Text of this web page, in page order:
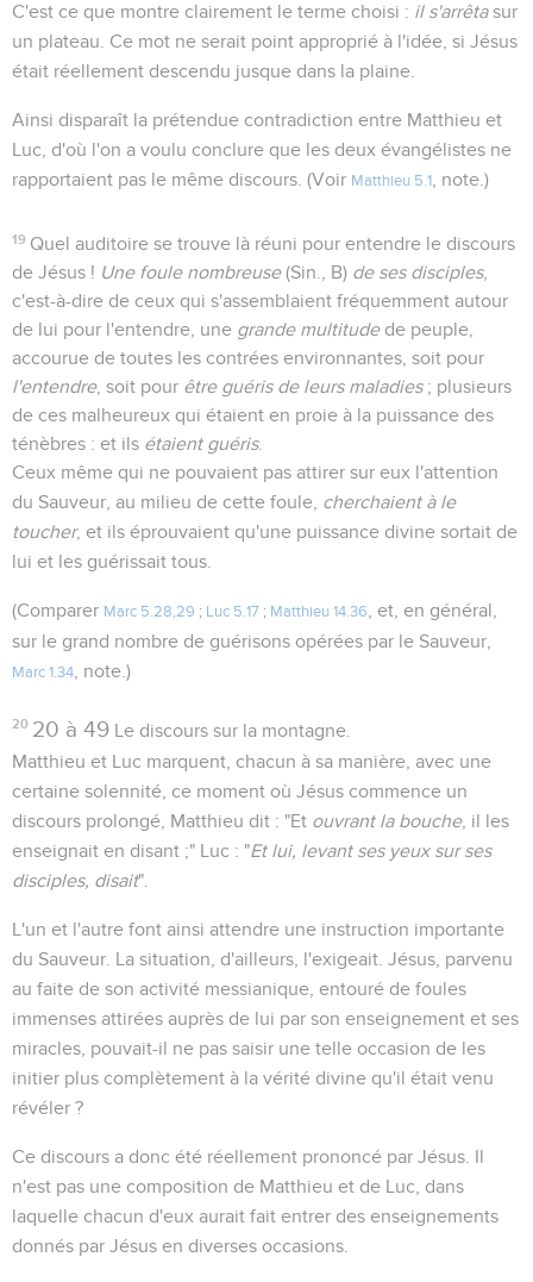
C'est ce que montre clairement le terme choisi : il s'arrêtasur
un plateau. Ce mot ne serait point approprié à l'idée, si Jésus
était réellement descendu jusque dans la plaine.
Ainsi disparaît la prétendue contradiction entre Matthieu et
Luc, d'où l'on a voulu conclure que les deux évangélistes ne
rapportaient pas le même discours. (Voir Matthieu 5.1 , note.)
19 Quel auditoire se trouve là réuni pour entendre le discours
de Jésus ! Une foule nombreuse(Sin., B) de ses disciples,
c'est-à-dire de ceux qui s'assemblaient fréquemment autour
de lui pour l'entendre, une grande multitudede peuple,
accourue de toutes les contrées environnantes, soit pour
l'entendre, soit pour être guéris de leurs maladies; plusieurs
de ces malheureux qui étaient en proie à la puissance des
ténèbres : et ils étaient guéris.
Ceux même qui ne pouvaient pas attirer sur eux l'attention
du Sauveur, au milieu de cette foule, cherchaient à le
toucher, et ils éprouvaient qu'une puissance divine sortait de
lui et les guérissait tous.
(Comparer Marc 5.28,29 ; Luc 5.17 ; Matthieu 14.36
, et, en général,
sur le grand nombre de guérisons opérées par le Sauveur,
Marc 1.34 , note.)
20 20 à 49 Le discours sur la montagne.
Matthieu et Luc marquent, chacun à sa manière, avec une
certaine solennité, ce moment où Jésus commence un
discours prolongé, Matthieu dit : "Et ouvrant la bouche, il les
enseignait en disant ;" Luc : "Et lui, levant ses yeux sur ses
disciples, disait".
L'un et l'autre font ainsi attendre une instruction importante
du Sauveur. La situation, d'ailleurs, l'exigeait. Jésus, parvenu
au faite de son activité messianique, entouré de foules
immenses attirées auprès de lui par son enseignement et ses
miracles, pouvait-il ne pas saisir une telle occasion de les
initier plus complètement à la vérité divine qu'il était venu
révéler ?
Ce discours a donc été réellement prononcé par Jésus. Il
n'est pas une composition de Matthieu et de Luc, dans
laquelle chacun d'eux aurait fait entrer des enseignements
donnés par Jésus en diverses occasions.